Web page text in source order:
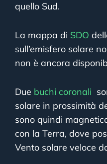
quello Sud.
La mappa di SDO
sull’emisfero solare
non è ancora
Due buchi coronali
solare in prossimità
sono quindi
con la Terra, dove
Vento solare veloce